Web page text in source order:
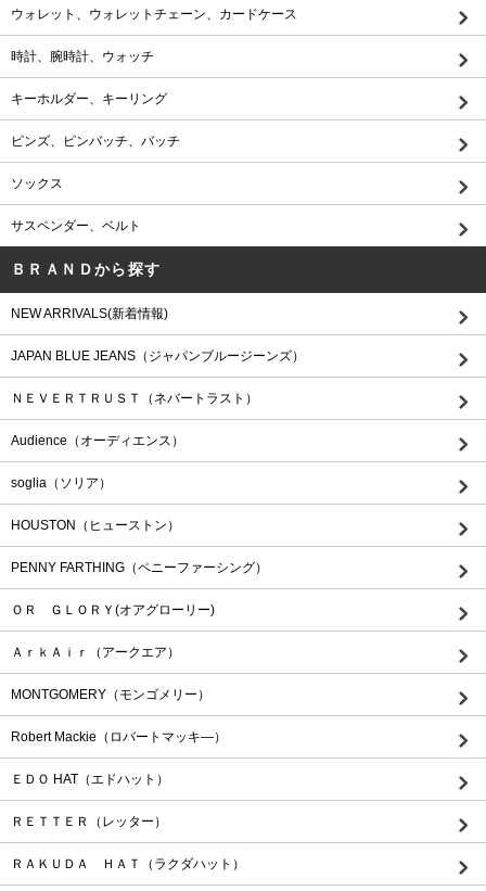
ウォレット、ウォレットチェーン、カードケース
時計、腕時計、ウォッチ
キーホルダー、キーリング
ピンズ、ピンバッチ、バッチ
ソックス
サスペンダー、ベルト
ＢＲＡＮＤから探す
NEW ARRIVALS(新着情報)
JAPAN BLUE JEANS（ジャパンブルージーンズ）
ＮＥＶＥＲＴＲＵＳＴ（ネバートラスト）
Audience（オーディエンス）
soglia（ソリア）
HOUSTON（ヒューストン）
PENNY FARTHING（ペニーファーシング）
ＯＲ ＧＬＯＲＹ(オアグローリー)
ＡｒｋＡｉｒ（アークエア）
MONTGOMERY（モンゴメリー）
Robert Mackie（ロバートマッキ―）
ＥＤＯ HAT（エドハット）
ＲＥＴＴＥＲ（レッター）
ＲＡＫＵＤＡ ＨＡＴ（ラクダハット）